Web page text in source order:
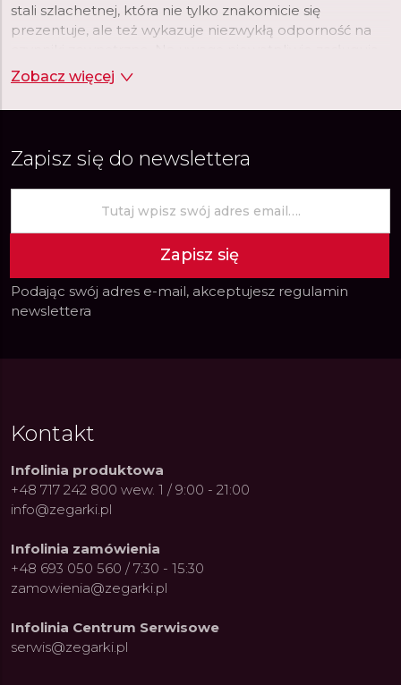
stali szlachetnej, która nie tylko znakomicie się
prezentuje, ale też wykazuje niezwykłą odporność na
również tarcze tworzone przez markę Citizen. Wśród
nich nie brakuje dużych, czytelnych tarcz, na których
nierzadko umieszczone są chronografy, datowniki czy
Zobacz więcej
Zapisz się do newslettera
Zapisz się
Podając swój adres e-mail, akceptujesz regulamin
newslettera
Kontakt
Infolinia produktowa
+48 717 242 800 wew. 1 / 9:00 - 21:00
info@zegarki.pl
Infolinia zamówienia
+48 693 050 560 / 7:30 - 15:30
zamowienia@zegarki.pl
Infolinia Centrum Serwisowe
serwis@zegarki.pl